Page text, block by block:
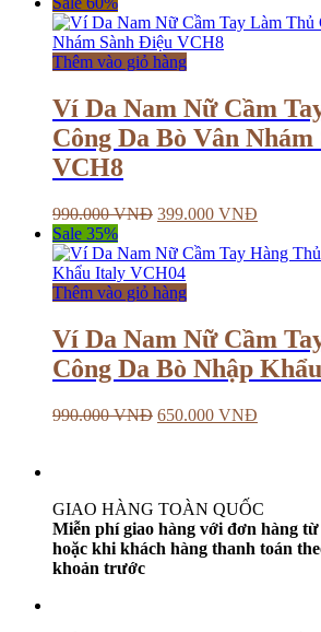
Thêm vào giỏ hàng
Ví Da Nam Nữ Cầm
Công Da Bò Vân
VCH8
990.000VNĐ 399.000 VNĐ
Sale 35%
Thêm vào giỏ hàng
Ví Da Nam Nữ Cầm
Công Da Bò Nhập
990.000VNĐ 650.000 VNĐ
GIAO HÀNG TOÀN QUỐC
Miễn phí giao hàng với đơn hàng
hoặc khi khách hàng thanh toán
khoản trước